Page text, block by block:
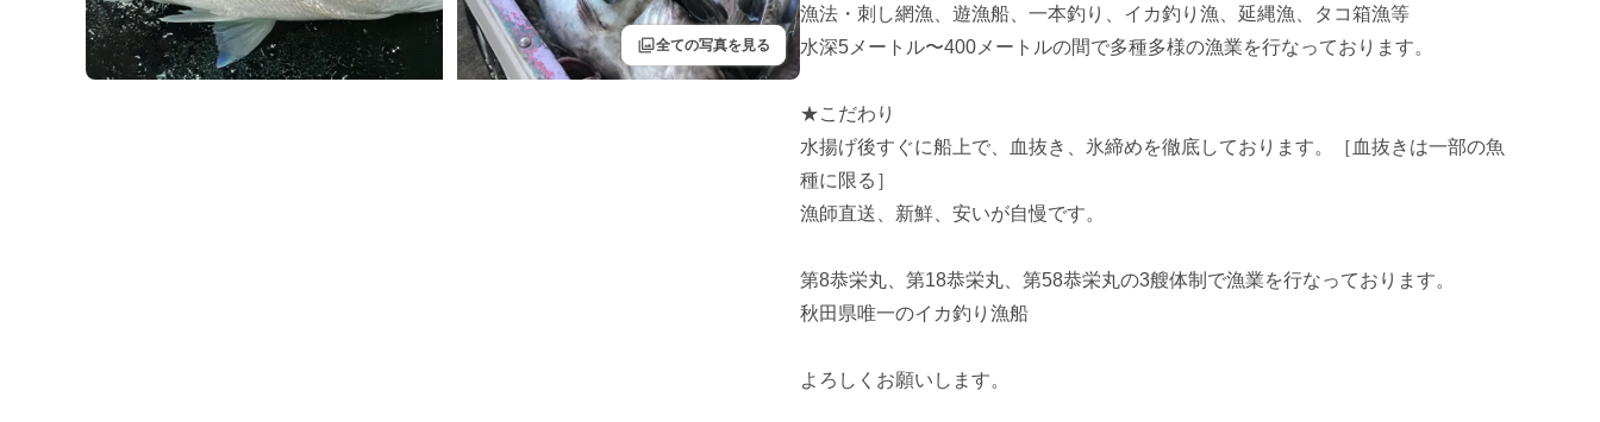
filter全ての写真を見る
漁法・刺し網漁、遊漁船、一本釣り、イカ釣り漁、延縄漁、タコ箱漁等
水深5メートル〜400メートルの間で多種多様の漁業を行なっております。
★こだわり
水揚げ後すぐに船上で、血抜き、氷締めを徹底しております。［血抜きは一部の魚
種に限る］
漁師直送、新鮮、安いが自慢です。
第8恭栄丸、第18恭栄丸、第58恭栄丸の3艘体制で漁業を行なっております。
秋田県唯一のイカ釣り漁船
よろしくお願いします。